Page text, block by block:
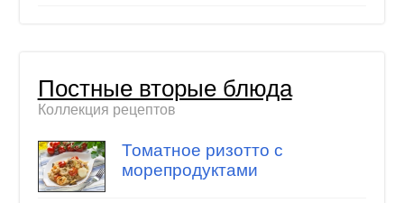
Постные вторые блюда
Коллекция рецептов
Томатное ризотто с
морепродуктами